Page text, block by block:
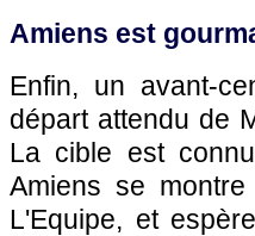
Amiens est
Enfin, un avant-
départ attendu de
La cible est
Amiens se
L'Equipe, et